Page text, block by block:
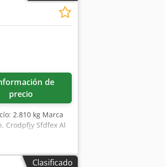
precio
2.810 kg Marca
Crodpfjy Sfdfex Al
Clasificado